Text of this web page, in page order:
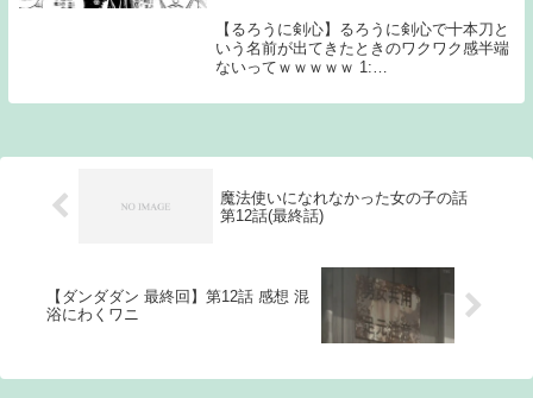
【るろうに剣心】るろうに剣心で十本刀と
いう名前が出てきたときのワクワク感半端
ないってｗｗｗｗｗ 1:
Source: ちゃん速【るろうに剣心】るろう
魔法使いになれなかった女の子の話
第12話(最終話)
【ダンダダン 最終回】第12話 感想 混
浴にわくワニ